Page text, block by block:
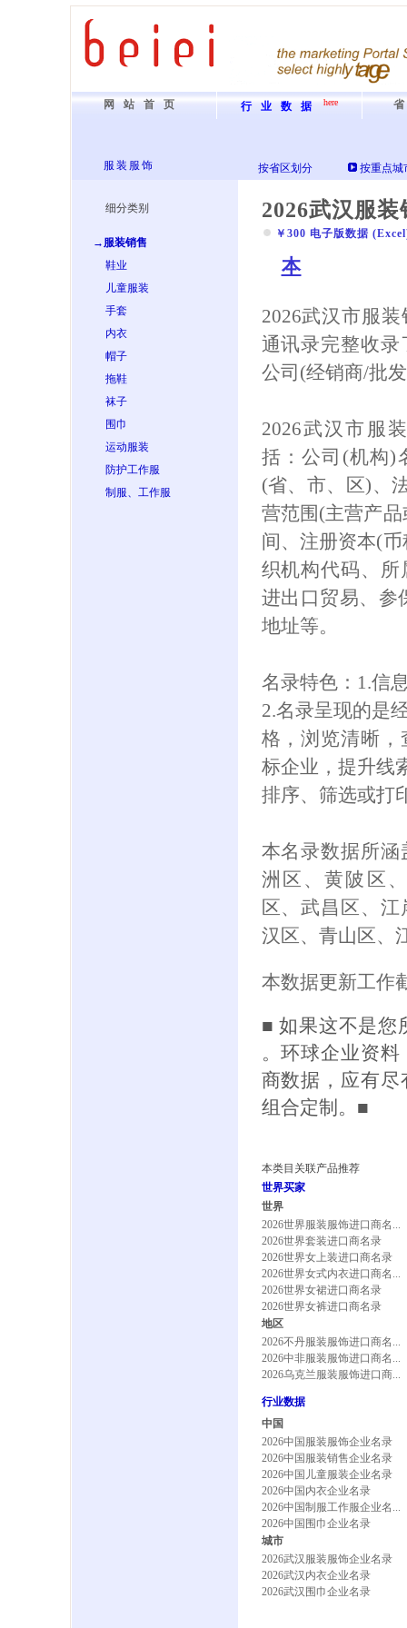
网站首页 行业数据 here
服装服饰 按省区划分 按重点城
细分类别
→服装销售
鞋业
儿童服装
手套
内衣
帽子
拖鞋
袜子
围巾
运动服装
防护工作服
制服、工作服
2026武汉服
￥300 电子版数据
本
2026武汉市服
通讯录完整收
公司(经销商/批
2026武汉市服
括：公司(机构)
(省、市、区)、
营范围(主营产
间、注册资本(
织机构代码、
进出口贸易、参
地址等。
名录特色：1.信
2.名录呈现的是
格，浏览清晰
标企业，提升线
排序、筛选或打
本名录数据所
洲区、黄陂区
区、武昌区、
汉区、青山区、
本数据更新工作
■ 如果这不是您
。环球企业资
商数据，应有
组合定制。■
本类目关联产品推荐
世界买家
世界
2026世界服装服饰进口商名...
2026世界套装进口商名录
2026世界女上装进口商名录
2026世界女式内衣进口商名...
2026世界女裙进口商名录
2026世界女裤进口商名录
地区
2026不丹服装服饰进口商名...
2026中非服装服饰进口商名...
2026乌克兰服装服饰进口商...
行业数据
中国
2026中国服装服饰企业名录
2026中国服装销售企业名录
2026中国儿童服装企业名录
2026中国内衣企业名录
2026中国制服工作服企业名...
2026中国围巾企业名录
城市
2026武汉服装服饰企业名录
2026武汉内衣企业名录
2026武汉围巾企业名录